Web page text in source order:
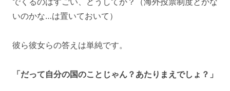
いのかな…は置いておいて）
彼ら彼女らの答えは単純です。
「だって自分の国のことじゃん？あたりまえでしょ？」